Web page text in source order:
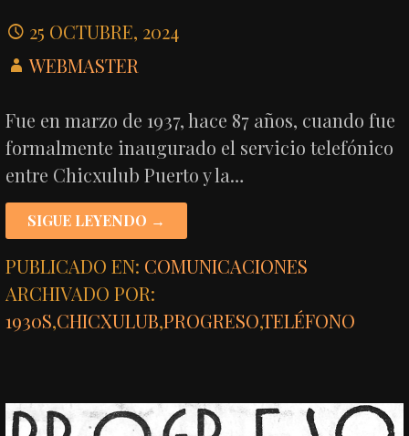
25 OCTUBRE, 2024
WEBMASTER
Fue en marzo de 1937, hace 87 años, cuando fue
formalmente inaugurado el servicio telefónico
entre Chicxulub Puerto y la…
SIGUE LEYENDO →
PUBLICADO EN: COMUNICACIONES
ARCHIVADO POR:
1930S,CHICXULUB,PROGRESO,TELÉFONO